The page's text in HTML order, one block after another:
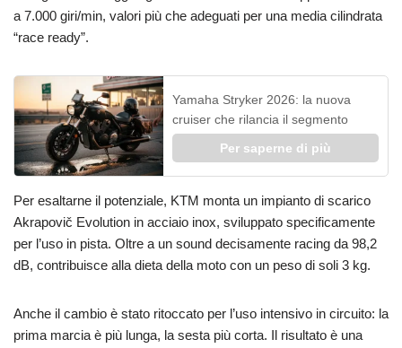
a 7.000 giri/min, valori più che adeguati per una media cilindrata
“race ready”.
Yamaha Stryker 2026: la nuova
cruiser che rilancia il segmento
Per saperne di più
Per esaltarne il potenziale, KTM monta un impianto di scarico
Akrapovič Evolution in acciaio inox, sviluppato specificamente
per l’uso in pista. Oltre a un sound decisamente racing da 98,2
dB, contribuisce alla dieta della moto con un peso di soli 3 kg.
Anche il cambio è stato ritoccato per l’uso intensivo in circuito: la
prima marcia è più lunga, la sesta più corta. Il risultato è una